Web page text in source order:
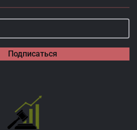
Подписаться